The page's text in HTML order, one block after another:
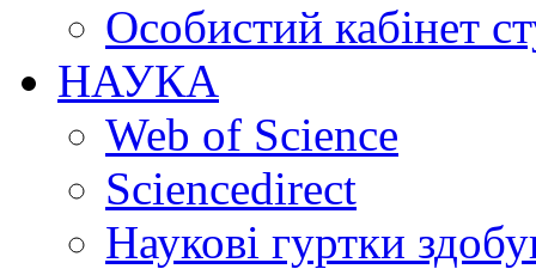
Особистий кабінет
НАУКА
Web of Science
Sciencedirect
Наукові гуртки